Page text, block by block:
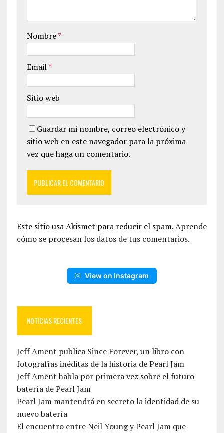
Nombre*
Email*
Sitio web
Guardar mi nombre, correo electrónico y
sitio web en este navegador para la próxima
vez que haga un comentario.
Este sitio usa Akismet para reducir el spam.Aprende
cómo se procesan los datos de tus comentarios.
View on Instagram
NOTICIAS RECIENTES
Jeff Ament publica Since Forever, un libro con
fotografías inéditas de la historia de Pearl Jam
Jeff Ament habla por primera vez sobre el futuro
batería de Pearl Jam
Pearl Jam mantendrá en secreto la identidad de su
nuevo batería
El encuentro entre Neil Young y Pearl Jam que